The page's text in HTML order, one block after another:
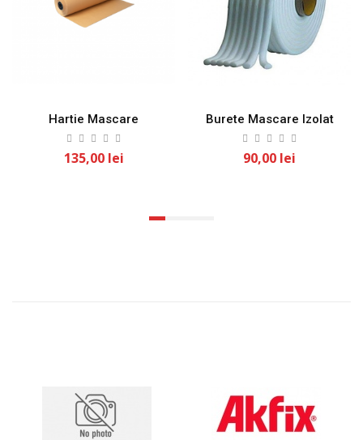
Hartie Mascare
135,00 lei
Burete Mascare Izolat
90,00 lei